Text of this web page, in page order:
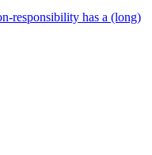
responsibility has a (long)